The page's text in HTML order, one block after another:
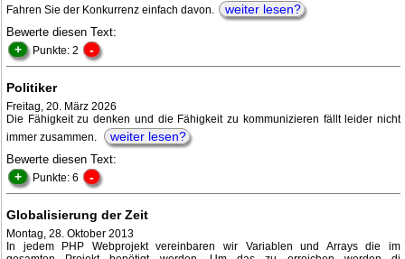
Fahren Sie der Konkurrenz einfach davon.
weiter lesen?
Bewerte diesen Text:
+ Punkte: 2 -
Politiker
Freitag, 20. März 2026
Die Fähigkeit zu denken und die Fähigkeit zu kommunizieren fällt leider nicht
immer zusammen.
weiter lesen?
Bewerte diesen Text:
+ Punkte: 6 -
Globalisierung der Zeit
Montag, 28. Oktober 2013
In jedem PHP Webprojekt vereinbaren wir Variablen und Arrays die im